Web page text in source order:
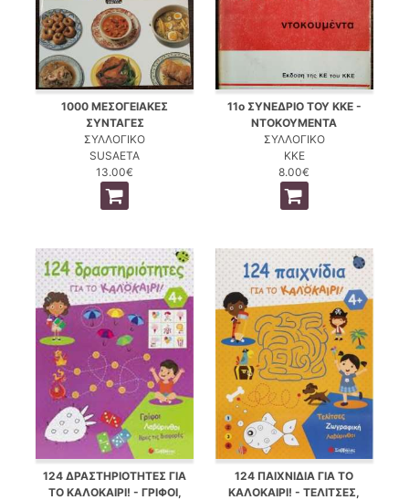
1000 ΜΕΣΟΓΕΙΑΚΕΣ
ΣΥΝΤΑΓΕΣ
ΣΥΛΛΟΓΙΚΟ
SUSAETA
13.00€
11ο ΣΥΝΕΔΡΙΟ ΤΟΥ ΚΚΕ -
ΝΤΟΚΟΥΜΕΝΤΑ
ΣΥΛΛΟΓΙΚΟ
ΚΚΕ
8.00€
124 ΔΡΑΣΤΗΡΙΟΤΗΤΕΣ ΓΙΑ
ΤΟ ΚΑΛΟΚΑΙΡΙ! - ΓΡΙΦΟΙ,
124 ΠΑΙΧΝΙΔΙΑ ΓΙΑ ΤΟ
ΚΑΛΟΚΑΙΡΙ! - ΤΕΛΙΤΣΕΣ,